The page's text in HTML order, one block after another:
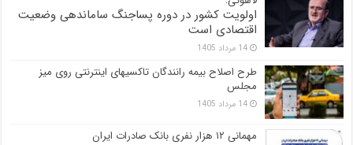
اولویت کشور در دوره پساجنگ ساماندهی وضعیت
اقتصادی است
14 مرداد 1405
طرح اصلاح بیمه رانندگان تاکسیهای اینترنتی روی میز
مجلس
14 مرداد 1405
مهمانی ۱۲ هزار نفری بانک صادرات ایران